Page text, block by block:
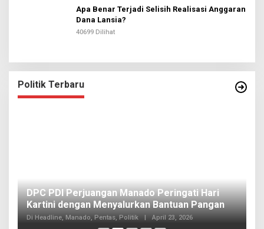
Apa Benar Terjadi Selisih Realisasi Anggaran
Dana Lansia?
40699 Dilihat
Politik Terbaru
DPC PDI Perjuangan Manado Peringati Hari
Kartini dengan Menyalurkan Bantuan Pangan
Di Headline, Manado, Pentas, Politik | April 23, 2026